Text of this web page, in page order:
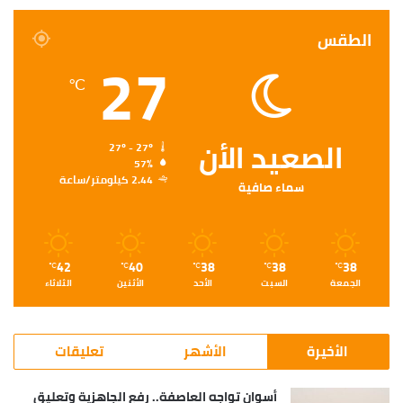
طالب وطالبة موزعين على 17 لجنة إمتحانية بالمعاهد
على مستوى المحافظة .
الطقس
الصعيد الأن
سماء صافية
27
℃
57%
2.44 كيلومتر/ساعة
38
℃
الجمعة
38
℃
السبت
38
℃
الأحد
40
℃
الأثنين
42
℃
الثلاثاء
الأخيرة الأشهر تعليقات
أسوان تواجه العاصفة.. رفع الجاهزية وتعليق